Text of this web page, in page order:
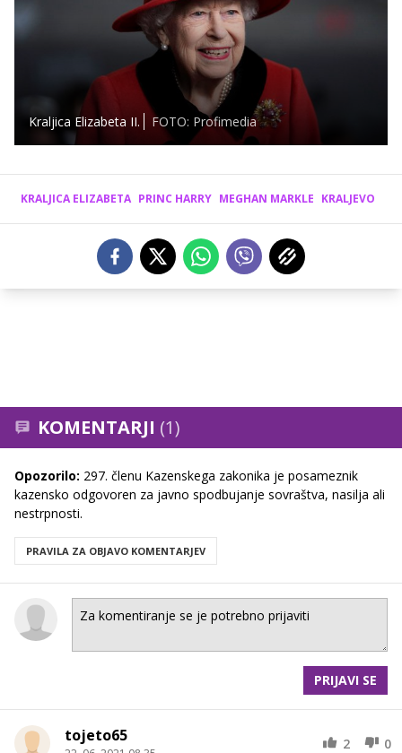
Kraljica Elizabeta II. FOTO: Profimedia
KRALJICA ELIZABETA PRINC HARRY MEGHAN MARKLE KRALJEVO
KOMENTARJI (1)
Opozorilo: 297. členu Kazenskega zakonika je posameznik
kazensko odgovoren za javno spodbujanje sovraštva, nasilja ali
nestrpnosti.
PRAVILA ZA OBJAVO KOMENTARJEV
PRIJAVI SE
tojeto65 2 0